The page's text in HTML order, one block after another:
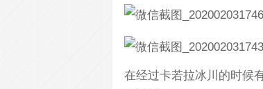
在经过卡若拉冰川的时候